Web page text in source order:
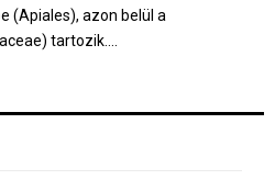
(Apiales), azon belül a
tartozik....